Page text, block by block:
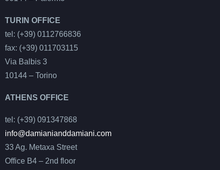
TURIN OFFICE
tel: (+39) 0112766836
fax: (+39) 011703115
Via Balbis 3
10144 – Torino
ATHENS OFFICE
tel: (+39) 091347868
info@damianianddamiani.com
33 Ag. Metaxa Street
Office B4 – 2nd floor